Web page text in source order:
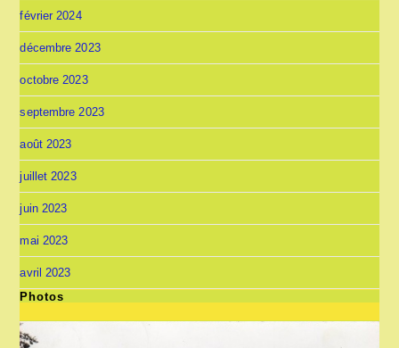
février 2024
décembre 2023
octobre 2023
septembre 2023
août 2023
juillet 2023
juin 2023
mai 2023
avril 2023
Photos